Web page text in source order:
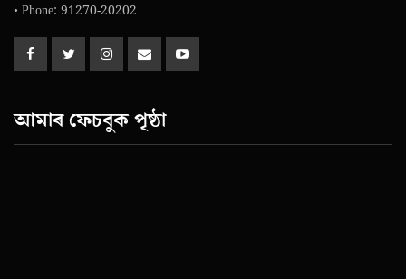
• Phone: 91270-20202
আমাৰ ফেচবুক পৃষ্ঠা